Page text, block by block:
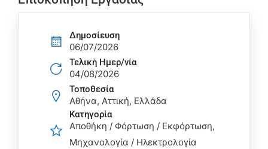
Δημοσίευση
06/07/2026
Τελική Ημερ/νία
04/08/2026
Τοποθεσία
Αθήνα, Αττική, Ελλάδα
Κατηγορία
Αποθήκη / Φόρτωση / Εκφόρτωση
Μηχανολογία / Ηλεκτρολογία